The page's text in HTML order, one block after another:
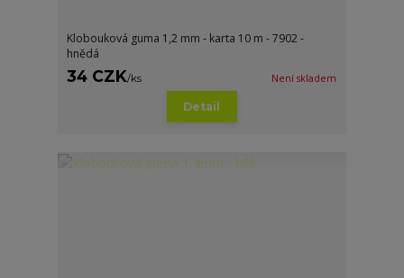
Klobouková guma 1,2 mm - karta 10 m - 7902 -
hnědá
34 CZK/ks Není skladem
Detail